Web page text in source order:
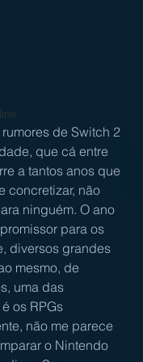
de Switch 2
que cá entre
a tantos anos que
concretizar, não
ninguém. O ano
para os
diversos grandes
mesmo, de
uma das
os RPGs
não me parece
o Nintendo